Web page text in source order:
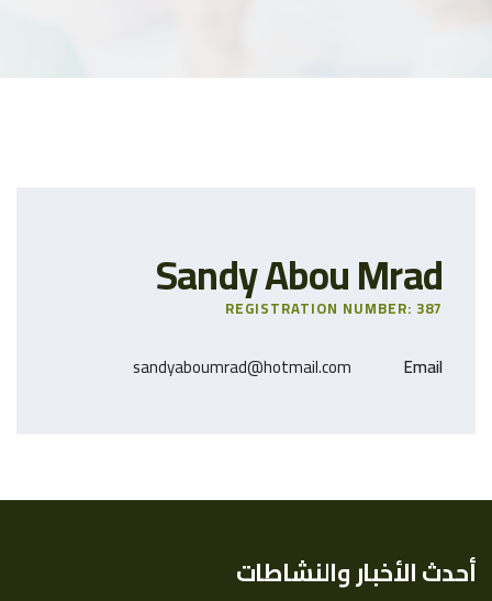
Sandy Abou Mrad
REGISTRATION NUMBER: 387
Email
sandyaboumrad@hotmail.com
أحدث الأخبار والنشاطات